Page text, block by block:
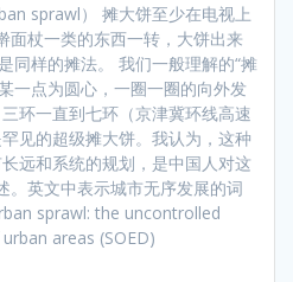
sprawl） 摊大饼至少在电视上
面杖一类的东西一转，大饼出来
同样的摊法。 我们一般理解的“摊
一点为圆心，一圈一圈的向外发
环一直到七环（京津冀环线高速
见的超级摊大饼。我认为，这种
远和系统的规划，是中国人对这
。英文中表示城市无序发展的词
sprawl: the uncontrolled
areas (SOED)